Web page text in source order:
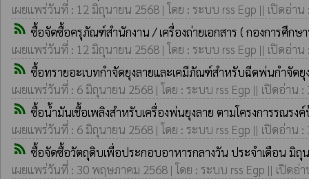
เผยแพร่วันที่ : 12 มิถุนายน 2568 | โดย : ระบบ rss Egp || เปิดอ่าน
rss_feed ซื้อจัดซื้อครุภัณฑ์สำนักงาน / เครื่องถ่ายเอกสาร ( กองการศึกษา
เผยแพร่วันที่ : 12 มิถุนายน 2568 | โดย : ระบบ rss Egp || เปิดอ่าน
rss_feed ซื้อทรายอะเบทกำจัดยุงลายและเคมีภัณฑ์สำหรับฉีดพ่นกำจัดยุ
เผยแพร่วันที่ : 6 มิถุนายน 2568 | โดย : ระบบ rss Egp || เปิดอ่าน :
rss_feed ซื้อน้ำมันเชื้อเพลิงสำหรับเครื่องพ่นยุงลาย ตามโครงการรณรง
เผยแพร่วันที่ : 6 มิถุนายน 2568 | โดย : ระบบ rss Egp || เปิดอ่าน :
rss_feed ซื้อจัดซื้อวัตถุดิบเพื่อประกอบอาหารกลางวัน ประจำเดือน มิถุน
เผยแพร่วันที่ : 30 พฤษภาคม 2568 | โดย : ระบบ rss Egp || เปิดอ่